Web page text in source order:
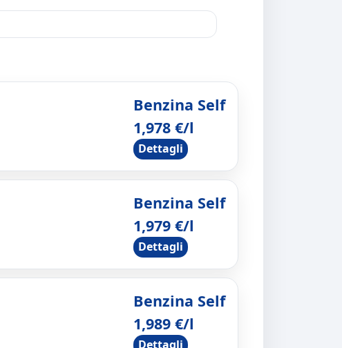
Benzina Self
1,978 €/l
Dettagli
Benzina Self
1,979 €/l
Dettagli
Benzina Self
1,989 €/l
Dettagli